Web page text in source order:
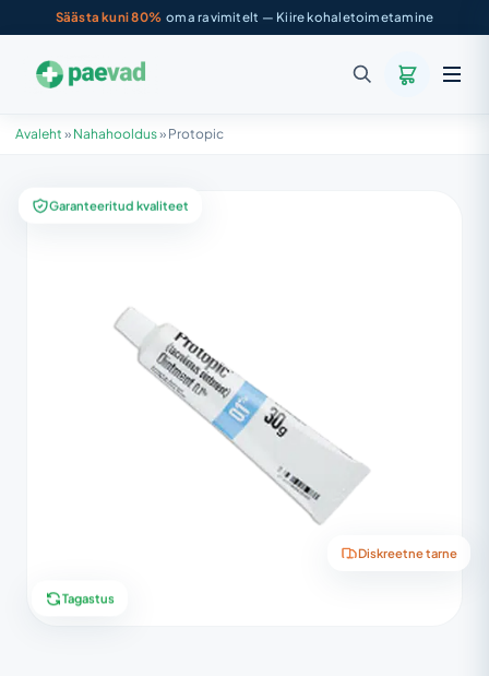
Säästa kuni 80% oma ravimitelt — Kiire kohaletoimetamine
Avaleht » Nahahooldus» Protopic
Garanteeritud kvaliteet
Diskreetne tarne
Tagastus